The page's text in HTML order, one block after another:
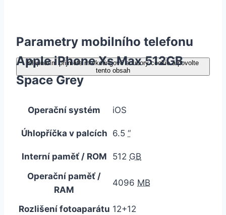
Klepnutím přijměte marketingové soubory cookie a povolte
tento obsah
Parametry mobilního telefonu
Apple iPhone Xs Max 512GB
Space Grey
Operační systém iOS
Úhlopříčka v palcích 6.5 “
Interní paměť / ROM 512 GB
Operační paměť /
RAM
4096 MB
Rozlišení fotoaparátu 12+12